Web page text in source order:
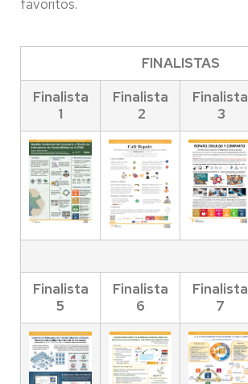
favoritos.
FINALISTAS
Finalista
1
Finalista
2
Finalista
3
Finalista
5
Finalista
6
Finalista
7